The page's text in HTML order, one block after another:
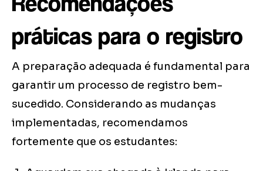
práticas para o registro
A preparação adequada é fundamental para
garantir um processo de registro bem-
sucedido. Considerando as mudanças
implementadas, recomendamos
fortemente que os estudantes: